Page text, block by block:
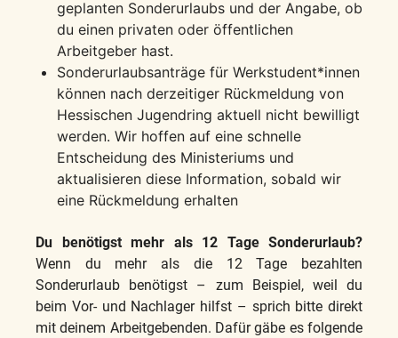
geplanten Sonderurlaubs und der Angabe, ob
du einen privaten oder öffentlichen
Arbeitgeber hast.
Sonderurlaubsanträge für Werkstudent*innen
können nach derzeitiger Rückmeldung von
Hessischen Jugendring aktuell nicht bewilligt
werden. Wir hoffen auf eine schnelle
Entscheidung des Ministeriums und
aktualisieren diese Information, sobald wir
eine Rückmeldung erhalten
Du benötigst mehr als 12 Tage Sonderurlaub?
Wenn du mehr als die 12 Tage bezahlten
Sonderurlaub benötigst – zum Beispiel, weil du
beim Vor- und Nachlager hilfst – sprich bitte direkt
mit deinem Arbeitgebenden. Dafür gäbe es folgende